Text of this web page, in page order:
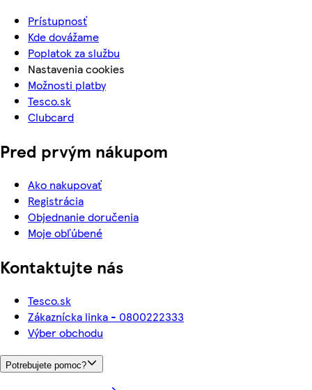
Prístupnosť
Kde dovážame
Poplatok za službu
Nastavenia cookies
Možnosti platby
Tesco.sk
Clubcard
Pred prvým nákupom
Ako nakupovať
Registrácia
Objednanie doručenia
Moje obľúbené
Kontaktujte nás
Tesco.sk
Zákaznícka linka - 0800222333
Výber obchodu
Potrebujete pomoc?